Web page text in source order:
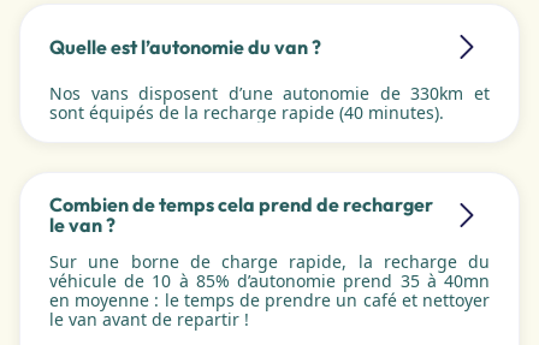
Quelle est l’autonomie du van ?
Nos vans disposent d’une autonomie de 330km et
sont équipés de la recharge rapide (40 minutes).
Combien de temps cela prend de recharger
le van ?
Sur une borne de charge rapide, la recharge du
véhicule de 10 à 85% d’autonomie prend 35 à 40mn
en moyenne : le temps de prendre un café et nettoyer
le van avant de repartir !